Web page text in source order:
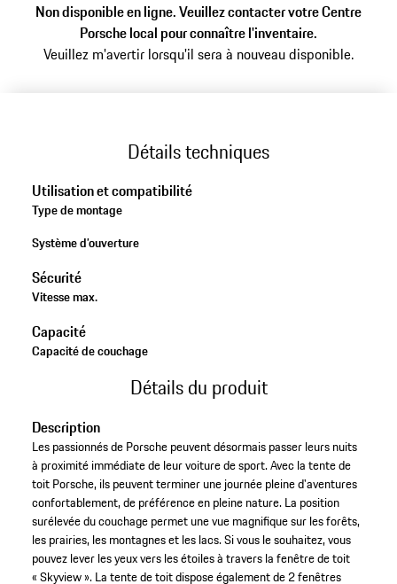
Non disponible en ligne. Veuillez contacter votre Centre
Porsche local pour connaître l'inventaire.
Veuillez m'avertir lorsqu'il sera à nouveau disponible.
Détails techniques
Utilisation et compatibilité
Type de montage
Système d’ouverture
Sécurité
Vitesse max.
Capacité
Capacité de couchage
Détails du produit
Description
Les passionnés de Porsche peuvent désormais passer leurs nuits
à proximité immédiate de leur voiture de sport. Avec la tente de
toit Porsche, ils peuvent terminer une journée pleine d'aventures
confortablement, de préférence en pleine nature. La position
surélevée du couchage permet une vue magnifique sur les forêts,
les prairies, les montagnes et les lacs. Si vous le souhaitez, vous
pouvez lever les yeux vers les étoiles à travers la fenêtre de toit
« Skyview ». La tente de toit dispose également de 2 fenêtres